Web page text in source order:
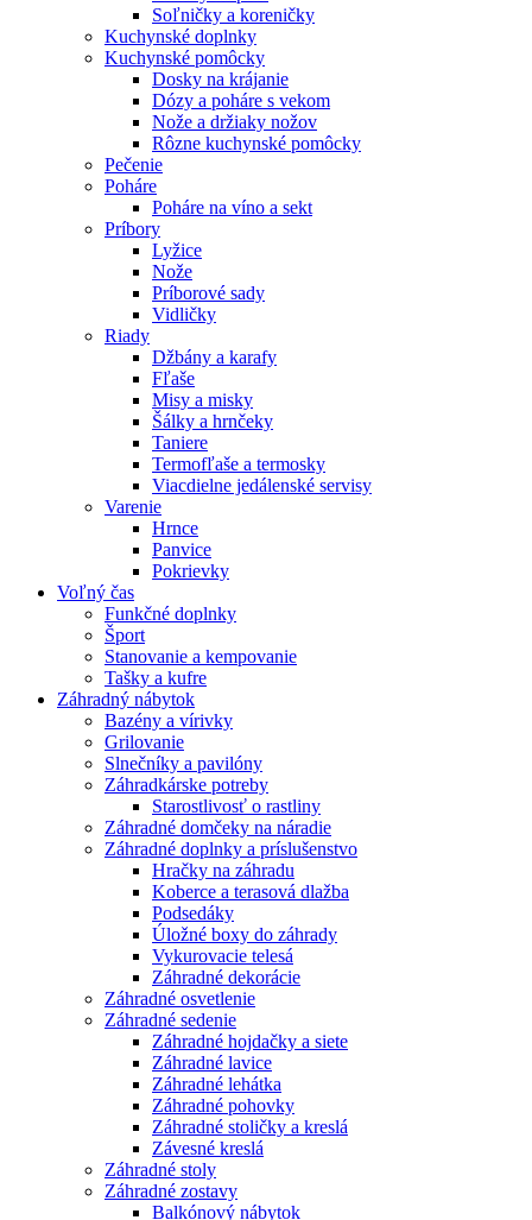
Soľničky a koreničky
Kuchynské doplnky
Kuchynské pomôcky
Dosky na krájanie
Dózy a poháre s vekom
Nože a držiaky nožov
Rôzne kuchynské pomôcky
Pečenie
Poháre
Poháre na víno a sekt
Príbory
Lyžice
Nože
Príborové sady
Vidličky
Riady
Džbány a karafy
Fľaše
Misy a misky
Šálky a hrnčeky
Taniere
Termofľaše a termosky
Viacdielne jedálenské servisy
Varenie
Hrnce
Panvice
Pokrievky
Voľný čas
Funkčné doplnky
Šport
Stanovanie a kempovanie
Tašky a kufre
Záhradný nábytok
Bazény a vírivky
Grilovanie
Slnečníky a pavilóny
Záhradkárske potreby
Starostlivosť o rastliny
Záhradné domčeky na náradie
Záhradné doplnky a príslušenstvo
Hračky na záhradu
Koberce a terasová dlažba
Podsedáky
Úložné boxy do záhrady
Vykurovacie telesá
Záhradné dekorácie
Záhradné osvetlenie
Záhradné sedenie
Záhradné hojdačky a siete
Záhradné lavice
Záhradné lehátka
Záhradné pohovky
Záhradné stoličky a kreslá
Závesné kreslá
Záhradné stoly
Záhradné zostavy
Balkónový nábytok